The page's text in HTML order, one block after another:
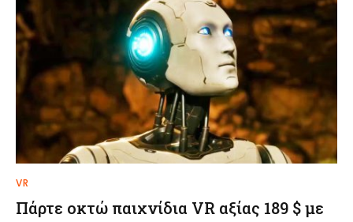
VR
Πάρτε οκτώ παιχνίδια VR αξίας 189 $ με